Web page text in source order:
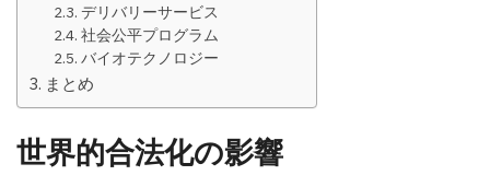
デリバリーサービス
社会公平プログラム
バイオテクノロジー
まとめ
世界的合法化の影響